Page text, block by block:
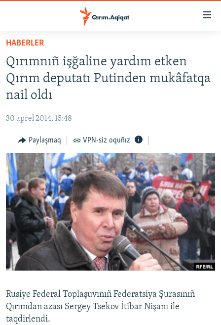
Esas
qaytmaq
Baş
navigatsiyağa
qaytmaq
Qıdıruvğa
qaytmaq
SİYASET
İQTİSADİYAT
MEDENİYET
İNSAN AQLARI
VİDEO
SÜRET
BLOGLAR
FİKİR
Русский
Українською
HABERLER
Qırımnıñ işğaline yardım etken
Qırım deputatı Putinden mukâfatqa
nail oldı
30 aprel 2014, 15:48
Paylaşmaq VPN-siz oquñız
Rusiye Federal Toplaşuvınıñ Federatsiya Şurasınıñ
Qırımdan azası Sergey Tsekov İtibar Nişanı ile
taqdirlendi.